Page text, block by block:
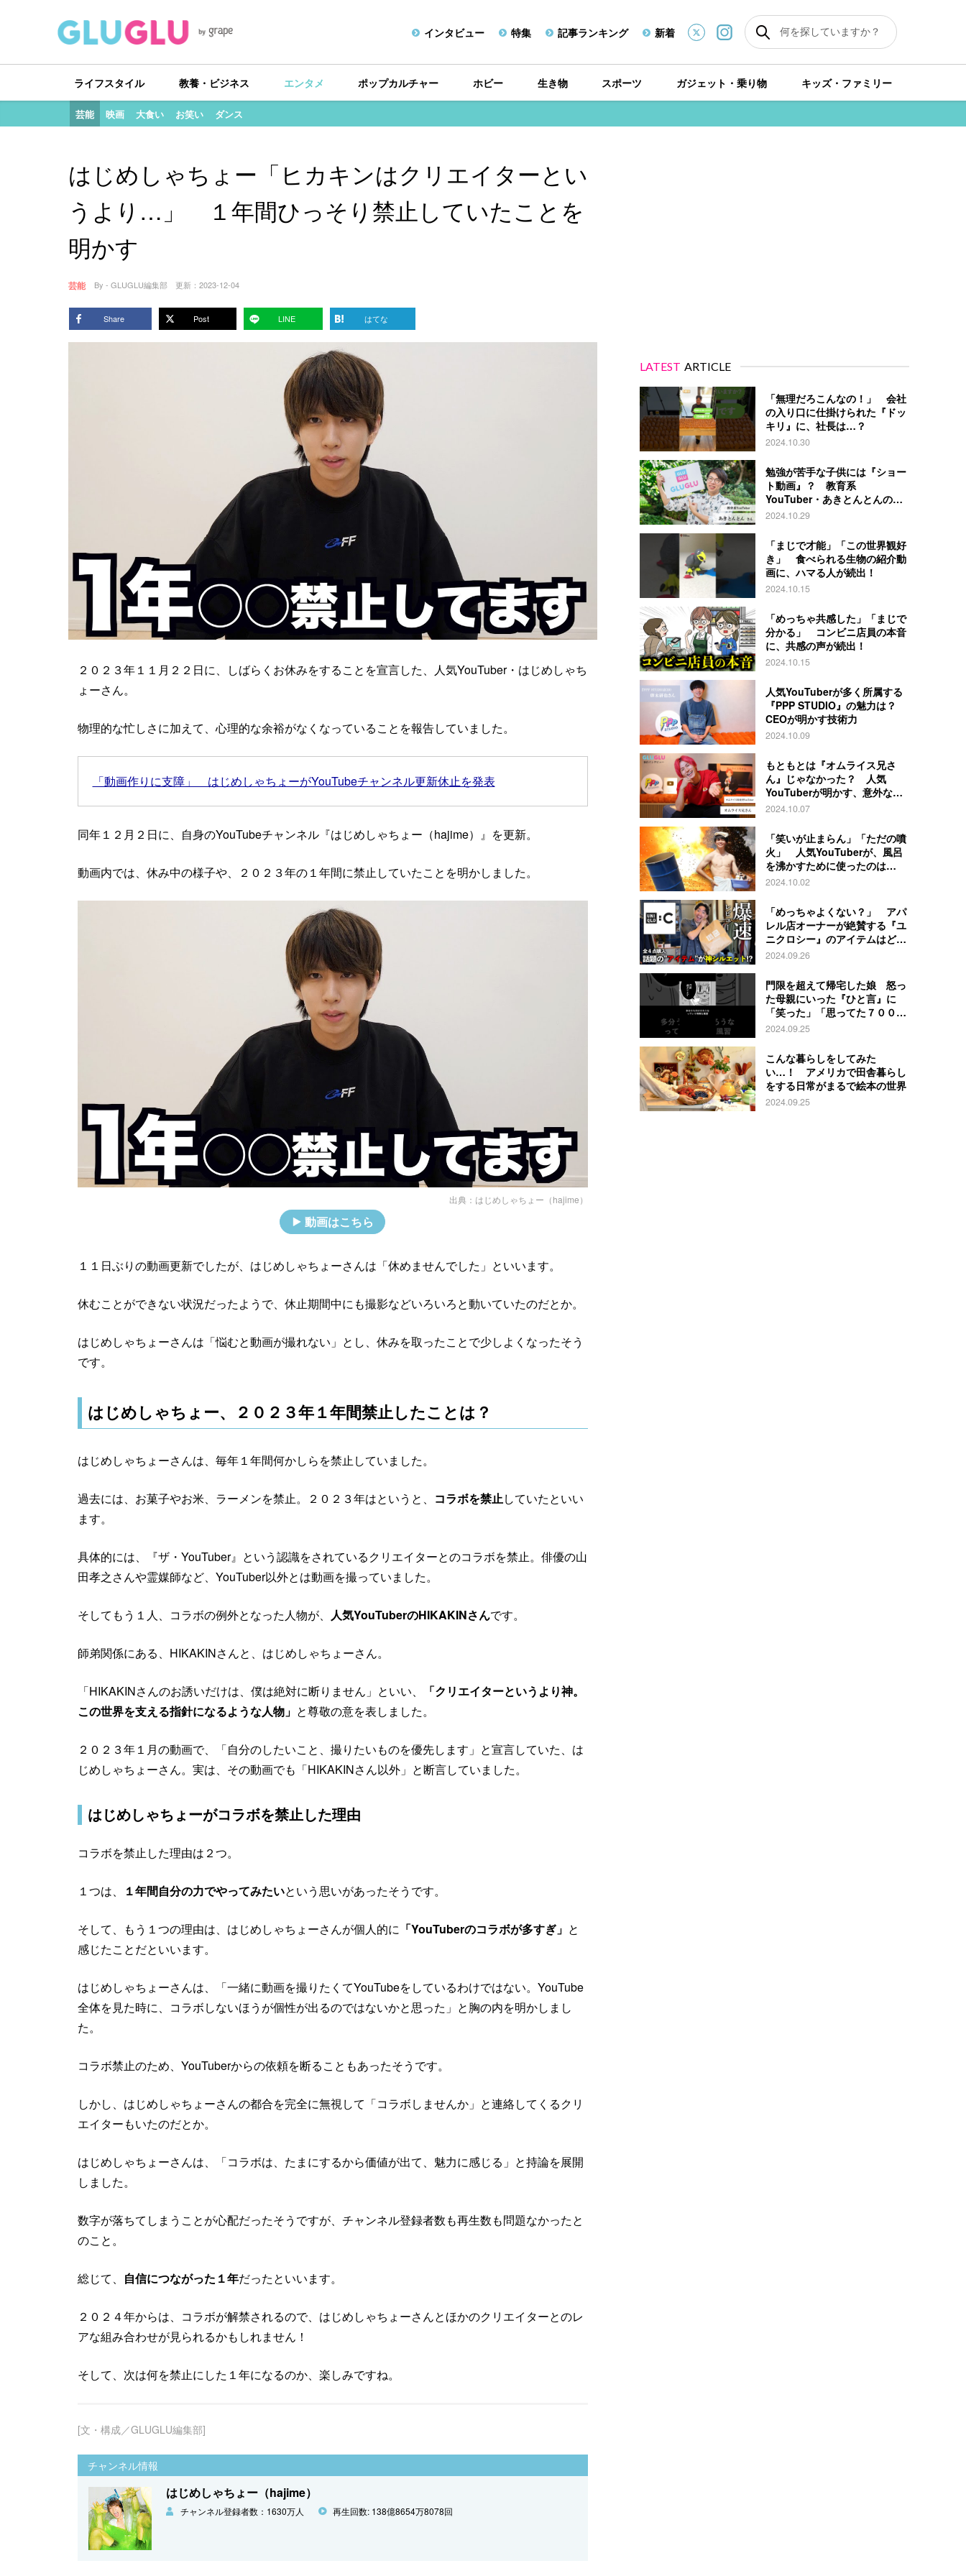
インタビュー 特集 記事ランキング 新着
ライフスタイル 教養・ビジネス エンタメ
芸能 映画 大食い お笑い ダンス
ポップカルチャー ホビー 生き物 スポーツ ガジェット・乗り物 キッズ・ファミリー
はじめしゃちょー「ヒカキンはクリエイターとい
うより…」 １年間ひっそり禁止していたことを
明かす
芸能 By - GLUGLU編集部 更新： 2023-12-04
Share Post LINE はてな
２０２３年１１月２２日に、しばらくお休みをすることを宣言した、人気YouTuber・はじめしゃち
ょーさん。
物理的な忙しさに加えて、心理的な余裕がなくなっていることを報告していました。
「動画作りに支障」 はじめしゃちょーがYouTubeチャンネル更新休止を発表
同年１２月２日に、自身のYouTubeチャンネル『はじめしゃちょー（hajime）』を更新。
動画内では、休み中の様子や、２０２３年の１年間に禁止していたことを明かしました。
出典： はじめしゃちょー（hajime）
動画はこちら
１１日ぶりの動画更新でしたが、はじめしゃちょーさんは「休めませんでした」といいます。
休むことができない状況だったようで、休止期間中にも撮影などいろいろと動いていたのだとか。
はじめしゃちょーさんは「悩むと動画が撮れない」とし、休みを取ったことで少しよくなったそう
です。
はじめしゃちょー、２０２３年１年間禁止したことは？
はじめしゃちょーさんは、毎年１年間何かしらを禁止していました。
過去には、お菓子やお米、ラーメンを禁止。２０２３年はというと、 コラボを禁止していたといい
ます。
具体的には、『ザ・YouTuber』という認識をされているクリエイターとのコラボを禁止。俳優の山
田孝之さんや霊媒師など、YouTuber以外とは動画を撮っていました。
そしてもう１人、コラボの例外となった人物が、 人気YouTuberのHIKAKINさんです。
師弟関係にある、HIKAKINさんと、はじめしゃちょーさん。
「HIKAKINさんのお誘いだけは、僕は絶対に断りません」といい、
「クリエイターというより神。
この世界を支える指針になるような人物」 と尊敬の意を表しました。
２０２３年１月の動画で、「自分のしたいこと、撮りたいものを優先します」と宣言していた、は
じめしゃちょーさん。実は、その動画でも「HIKAKINさん以外」と断言していました。
はじめしゃちょーがコラボを禁止した理由
コラボを禁止した理由は２つ。
１つは、 １年間自分の力でやってみたいという思いがあったそうです。
そして、もう１つの理由は、はじめしゃちょーさんが個人的に 「YouTuberのコラボが多すぎ」 と
感じたことだといいます。
はじめしゃちょーさんは、「一緒に動画を撮りたくてYouTubeをしているわけではない。YouTube
全体を見た時に、コラボしないほうが個性が出るのではないかと思った」と胸の内を明かしまし
た。
コラボ禁止のため、YouTuberからの依頼を断ることもあったそうです。
しかし、はじめしゃちょーさんの都合を完全に無視して「コラボしませんか」と連絡してくるクリ
エイターもいたのだとか。
はじめしゃちょーさんは、「コラボは、たまにするから価値が出て、魅力に感じる」と持論を展開
しました。
数字が落ちてしまうことが心配だったそうですが、チャンネル登録者数も再生数も問題なかったと
のこと。
総じて、 自信につながった１年だったといいます。
２０２４年からは、コラボが解禁されるので、はじめしゃちょーさんとほかのクリエイターとのレ
アな組み合わせが見られるかもしれません！
そして、次は何を禁止にした１年になるのか、楽しみですね。
[文・構成／GLUGLU編集部]
チャンネル情報
はじめしゃちょー（hajime）
チャンネル登録者数：1630万人 再生回数: 138億8654万8078回
LATEST ARTICLE
「無理だろこんなの！」 会社
の入り口に仕掛けられた『ドッ
キリ』に、社長は…？
2024.10.30
勉強が苦手な子供には『ショー
ト動画』？ 教育系
YouTuber・あきとんとんの戦
略とは
2024.10.29
「まじで才能」「この世界観好
き」 食べられる生物の紹介動
画に、ハマる人が続出！
2024.10.15
「めっちゃ共感した」「まじで
分かる」 コンビニ店員の本音
に、共感の声が続出！
2024.10.15
人気YouTuberが多く所属する
『PPP STUDIO』の魅力は？
CEOが明かす技術力
2024.10.09
もともとは『オムライス兄さ
ん』じゃなかった？ 人気
YouTuberが明かす、意外な過
去とは
2024.10.07
「笑いが止まらん」「ただの噴
火」 人気YouTuberが、風呂
を沸かすために使ったのは…
2024.10.02
「めっちゃよくない？」 アパ
レル店オーナーが絶賛する『ユ
ニクロシー』のアイテムはど
れ？
2024.09.26
門限を超えて帰宅した娘 怒っ
た母親にいった『ひと言』に
「笑った」「思ってた７００倍
特殊」
2024.09.25
こんな暮らしをしてみた
い…！ アメリカで田舎暮らし
をする日常がまるで絵本の世界
2024.09.25